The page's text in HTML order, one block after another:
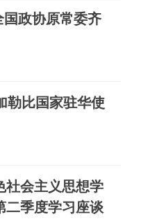
国政协原常委齐
勒比国家驻华使
社会主义思想学
二季度学习座谈